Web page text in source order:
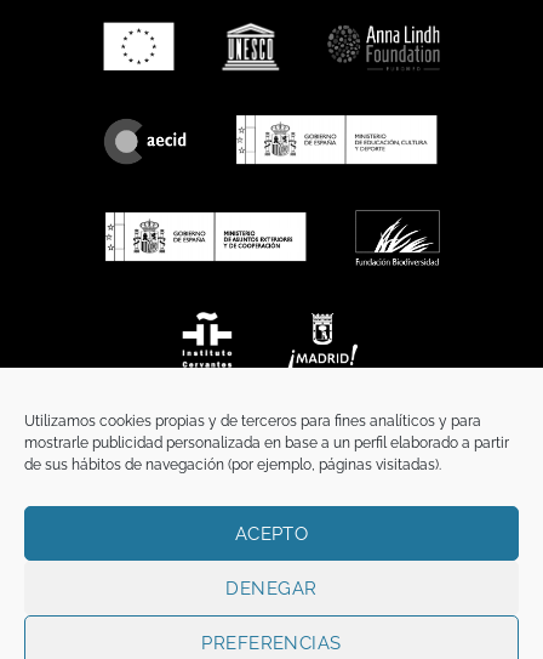
Utilizamos cookies propias y de terceros para fines analíticos y para
mostrarle publicidad personalizada en base a un perfil elaborado a partir
de sus hábitos de navegación (por ejemplo, páginas visitadas).
ACEPTO
DENEGAR
PREFERENCIAS
TÉRMINOS Y CONDICIONES
Copyright 2026 ©FunciFUNCI es titular de los derechos de propiedad
intelectual e industrial de este sitio web, y es también titular o tiene la